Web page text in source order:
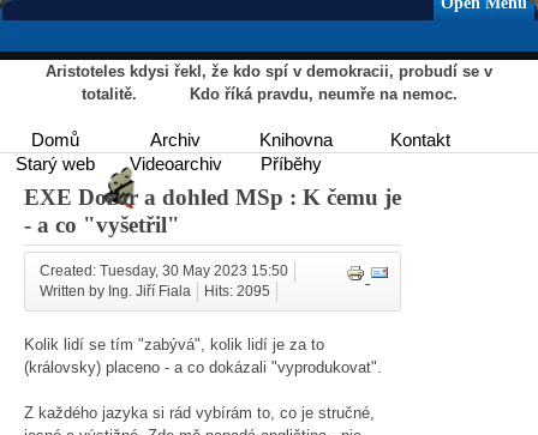
Aristoteles kdysi řekl, že kdo spí v demokracii, probudí se v
totalitě. Kdo říká pravdu, neumře na nemoc.
Domů Archiv Knihovna
Kontakt
Starý web
Videoarchiv Příběhy
EXE Dozor a dohled MSp : K čemu je
- a co "vyšetřil"
Created: Tuesday, 30 May 2023 15:50
Written by Ing. Jiří Fiala
Hits: 2095
Kolik lidí se tím "zabývá", kolik lidí je za to
(královsky) placeno - a co dokázali "vyprodukovat".
Z každého jazyka si rád vybírám to, co je stručné,